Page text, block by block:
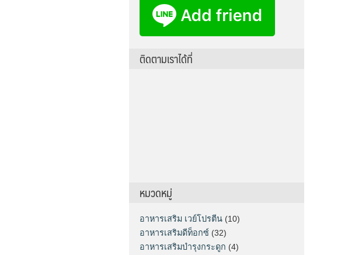
ติดตามเราได้ที่
หมวดหมู่
อาหารเสริม เวย์โปรตีน (10)
อาหารเสริมดีท็อกซ์ (32)
อาหารเสริมบำรุงกระดูก (4)